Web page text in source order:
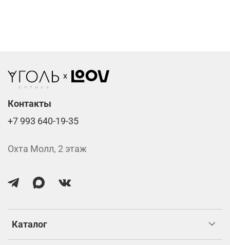
Стоимость указана за две линзы вместе с
изготовлением.
Каталог
Контакты
+7 993 640-19-35
Охта Молл, 2 этаж